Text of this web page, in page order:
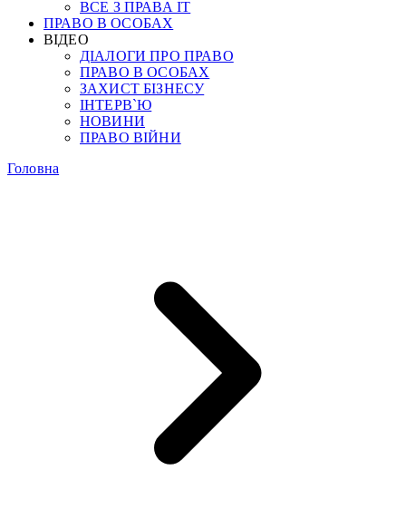
ВСЕ З ПРАВА ІТ
ПРАВО В ОСОБАХ
ВІДЕО
ДІАЛОГИ ПРО ПРАВО
ПРАВО В ОСОБАХ
ЗАХИСТ БІЗНЕСУ
ІНТЕРВ`Ю
НОВИНИ
ПРАВО ВІЙНИ
Головна